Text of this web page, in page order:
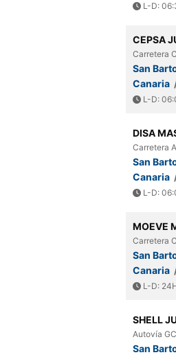
L-D:
CEPSA
Carretera
San
Canaria
L-D:
DISA
Carretera
San
Canaria
L-D:
MOEVE
Carretera
San
Canaria
L-D:
SHELL
Autovía
San